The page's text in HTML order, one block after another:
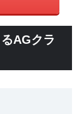
AGクラ